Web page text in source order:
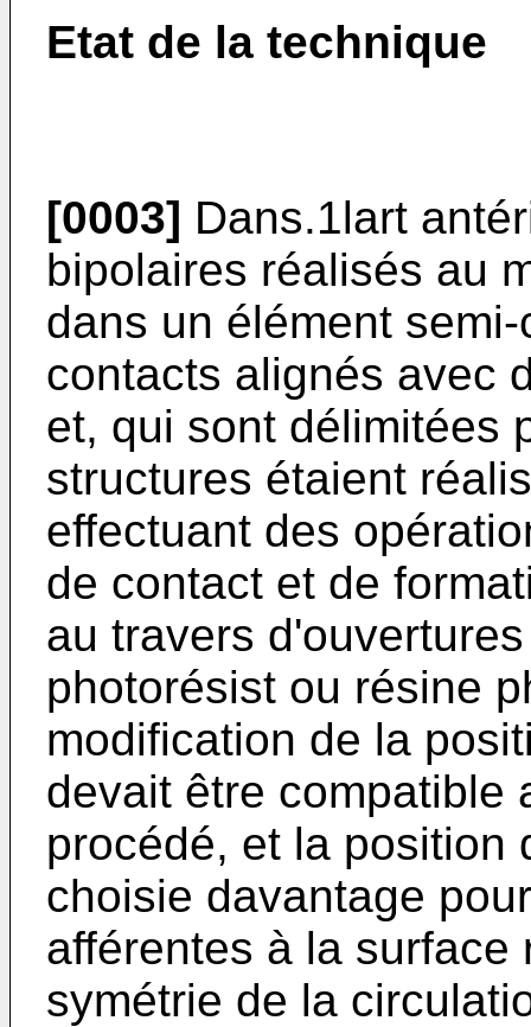
Etat de la technique
[0003] Dans.1lart
bipolaires réalisés au
dans un élément
contacts alignés avec
et, qui sont délimitées
structures étaient
effectuant des
de contact et de
au travers
photorésist ou résine
modification de la
devait être compatible
procédé, et la position
choisie davantage
afférentes à la
symétrie de la